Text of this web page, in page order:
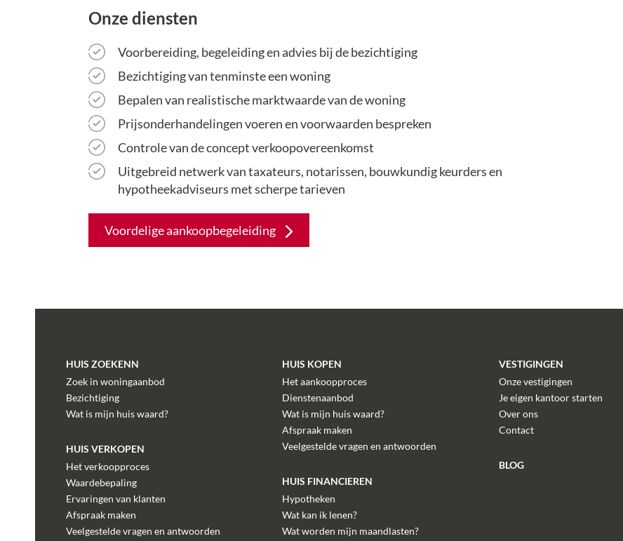
Onze diensten
Voorbereiding, begeleiding en advies bij de bezichtiging
Bezichtiging van tenminste een woning
Bepalen van realistische marktwaarde van de woning
Prijsonderhandelingen voeren en voorwaarden bespreken
Controle van de concept verkoopovereenkomst
Uitgebreid netwerk van taxateurs, notarissen, bouwkundig keurders en
hypotheekadviseurs met scherpe tarieven
Voordelige aankoopbegeleiding
HUIS ZOEKENN
Zoek in woningaanbod
Bezichtiging
Wat is mijn huis waard?
HUIS VERKOPEN
Het verkoopproces
Waardebepaling
Ervaringen van klanten
Afspraak maken
Veelgestelde vragen en antwoorden
HUIS KOPEN
Het aankoopproces
Dienstenaanbod
Wat is mijn huis waard?
Afspraak maken
Veelgestelde vragen en antwoorden
HUIS FINANCIEREN
Hypotheken
Wat kan ik lenen?
Wat worden mijn maandlasten?
VESTIGINGEN
Onze vestigingen
Je eigen kantoor starten
Over ons
Contact
BLOG